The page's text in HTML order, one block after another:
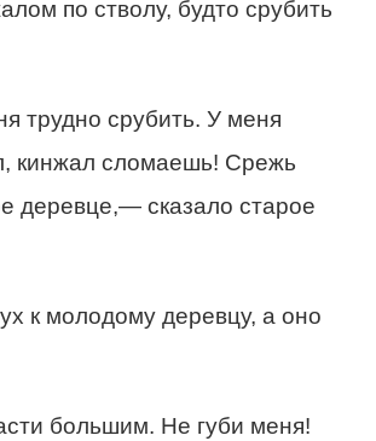
по стволу, будто срубить
трудно срубить. У меня
кинжал сломаешь! Срежь
деревце,— сказало старое
к молодому деревцу, а оно
большим. Не губи меня!